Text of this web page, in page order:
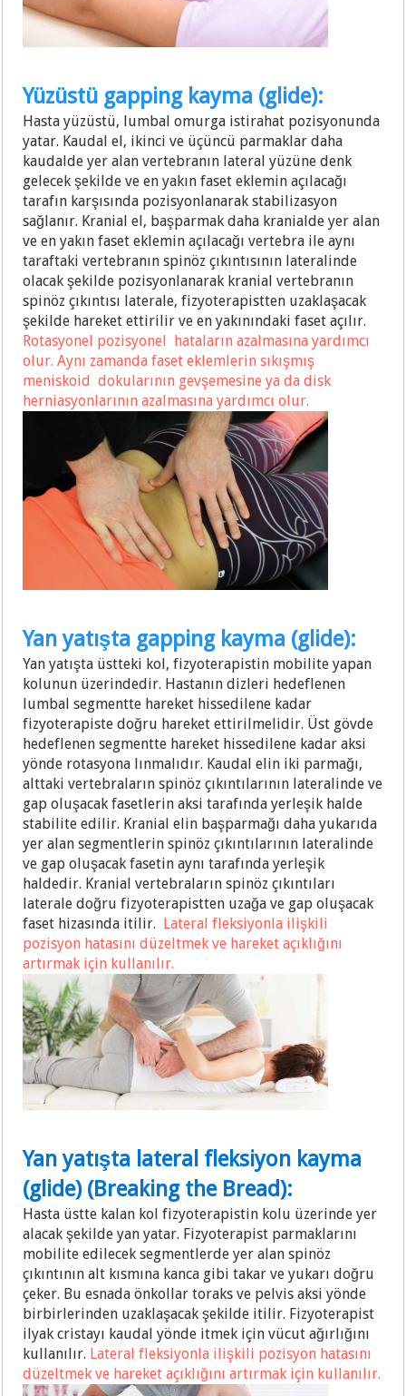
Yüzüstü gapping kayma (glide):
Hasta yüzüstü, lumbal omurga istirahat pozisyonunda
yatar. Kaudal el, ikinci ve üçüncü parmaklar daha
kaudalde yer alan vertebranın lateral yüzüne denk
gelecek şekilde ve en yakın faset eklemin açılacağı
tarafın karşısında pozisyonlanarak stabilizasyon
sağlanır. Kranial el, başparmak daha kranialde yer alan
ve en yakın faset eklemin açılacağı vertebra ile aynı
taraftaki vertebranın spinöz çıkıntısının lateralinde
olacak şekilde pozisyonlanarak kranial vertebranın
spinöz çıkıntısı laterale, fizyoterapistten uzaklaşacak
şekilde hareket ettirilir ve en yakınındaki faset açılır.
Rotasyonel pozisyonel hataların azalmasına yardımcı
olur. Aynı zamanda faset eklemlerin sıkışmış
meniskoid dokularının gevşemesine ya da disk
herniasyonlarının azalmasına yardımcı olur.
Yan yatışta gapping kayma (glide):
Yan yatışta üstteki kol, fizyoterapistin mobilite yapan
kolunun üzerindedir. Hastanın dizleri hedeflenen
lumbal segmentte hareket hissedilene kadar
fizyoterapiste doğru hareket ettirilmelidir. Üst gövde
hedeflenen segmentte hareket hissedilene kadar aksi
yönde rotasyona lınmalıdır. Kaudal elin iki parmağı,
alttaki vertebraların spinöz çıkıntılarının lateralinde ve
gap oluşacak fasetlerin aksi tarafında yerleşik halde
stabilite edilir. Kranial elin başparmağı daha yukarıda
yer alan segmentlerin spinöz çıkıntılarının lateralinde
ve gap oluşacak fasetin aynı tarafında yerleşik
haldedir. Kranial vertebraların spinöz çıkıntıları
laterale doğru fizyoterapistten uzağa ve gap oluşacak
faset hizasında itilir. Lateral fleksiyonla ilişkili
pozisyon hatasını düzeltmek ve hareket açıklığını
artırmak için kullanılır.
Yan yatışta lateral fleksiyon kayma
(glide) (Breaking the Bread):
Hasta üstte kalan kol fizyoterapistin kolu üzerinde yer
alacak şekilde yan yatar. Fizyoterapist parmaklarını
mobilite edilecek segmentlerde yer alan spinöz
çıkıntının alt kısmına kanca gibi takar ve yukarı doğru
çeker. Bu esnada önkollar toraks ve pelvis aksi yönde
birbirlerinden uzaklaşacak şekilde itilir. Fizyoterapist
ilyak cristayı kaudal yönde itmek için vücut ağırlığını
kullanılır. Lateral fleksiyonla ilişkili pozisyon hatasını
düzeltmek ve hareket açıklığını artırmak için kullanılır.